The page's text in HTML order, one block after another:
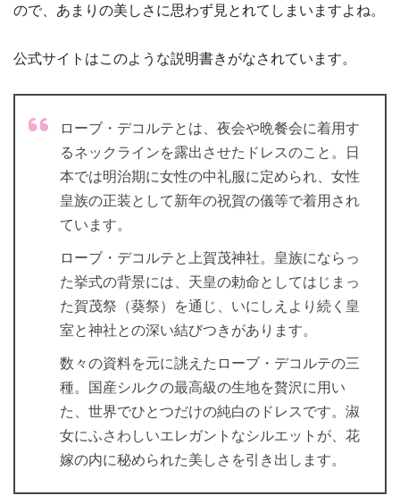
ので、あまりの美しさに思わず見とれてしまいますよね。
公式サイトはこのような説明書きがなされています。
ローブ・デコルテとは、夜会や晩餐会に着用す
るネックラインを露出させたドレスのこと。日
本では明治期に女性の中礼服に定められ、女性
皇族の正装として新年の祝賀の儀等で着用され
ています。
ローブ・デコルテと上賀茂神社。皇族にならっ
た挙式の背景には、天皇の勅命としてはじまっ
た賀茂祭（葵祭）を通じ、いにしえより続く皇
室と神社との深い結びつきがあります。
数々の資料を元に誂えたローブ・デコルテの三
種。国産シルクの最高級の生地を贅沢に用い
た、世界でひとつだけの純白のドレスです。淑
女にふさわしいエレガントなシルエットが、花
嫁の内に秘められた美しさを引き出します。